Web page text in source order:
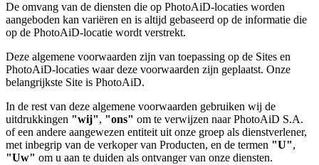
De omvang van de diensten die op PhotoAiD-locaties worden
aangeboden kan variëren en is altijd gebaseerd op de informatie die
op de PhotoAiD-locatie wordt verstrekt.
Deze algemene voorwaarden zijn van toepassing op de Sites en
PhotoAiD-locaties waar deze voorwaarden zijn geplaatst. Onze
belangrijkste Site is PhotoAiD.
In de rest van deze algemene voorwaarden gebruiken wij de
uitdrukkingen "wij", "ons" om te verwijzen naar PhotoAiD S.A.
of een andere aangewezen entiteit uit onze groep als dienstverlener,
met inbegrip van de verkoper van Producten, en de termen "U",
"Uw" om u aan te duiden als ontvanger van onze diensten.